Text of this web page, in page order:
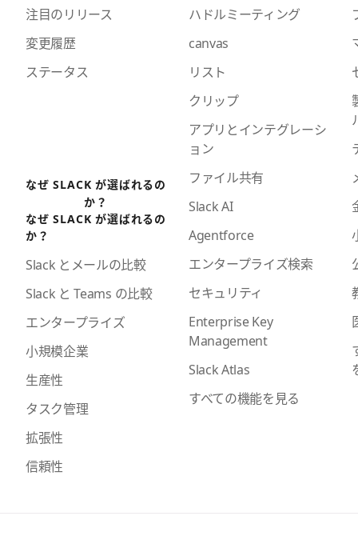
注目のリリース
変更履歴
ステータス
なぜ SLACK が選ばれるの
か？
なぜ SLACK が選ばれるの
か？
Slack とメールの比較
Slack と Teams の比較
エンタープライズ
小規模企業
生産性
タスク管理
拡張性
信頼性
ハドルミーティング
canvas
リスト
クリップ
アプリとインテグレーシ
ョン
ファイル共有
Slack AI
Agentforce
エンタープライズ検索
セキュリティ
Enterprise Key
Management
Slack Atlas
すべての機能を見る